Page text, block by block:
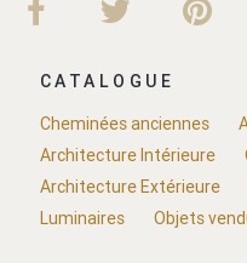
CATALOGUE
Cheminées anciennes
Architecture Intérieure
Architecture Extérieure
Luminaires
Objets